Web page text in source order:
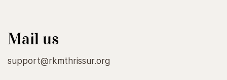
Mail us
support@rkmthrissur.org